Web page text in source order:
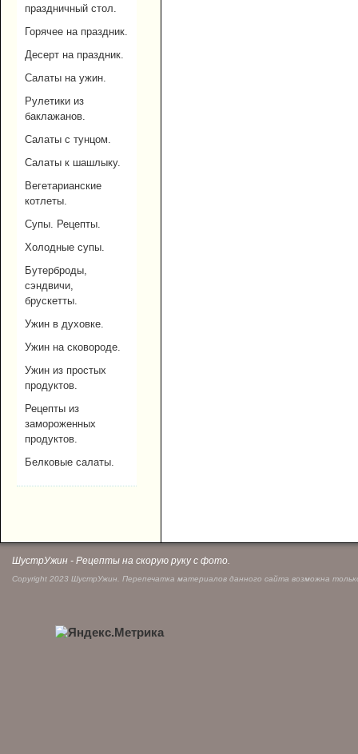
праздничный стол.
Горячее на праздник.
Десерт на праздник.
Салаты на ужин.
Рулетики из
баклажанов.
Салаты с тунцом.
Салаты к шашлыку.
Вегетарианские
котлеты.
Супы. Рецепты.
Холодные супы.
Бутерброды,
сэндвичи,
брускетты.
Ужин в духовке.
Ужин на сковороде.
Ужин из простых
продуктов.
Рецепты из
замороженных
продуктов.
Белковые салаты.
ШустрУжин - Рецепты на скорую руку с фото.
Copyright 2023 ШустрУжин. Перепечатка материалов данного сайта возможна